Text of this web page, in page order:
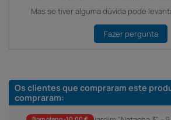
Mas se tiver alguma dúvida pode
Fazer pergunta
Os clientes que compraram este
compraram: